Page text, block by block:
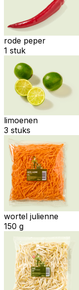
rode peper
1 stuk
limoenen
3 stuks
wortel julienne
150 g